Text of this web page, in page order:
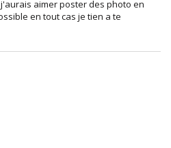
aimer poster des photo en
en tout cas je tien a te